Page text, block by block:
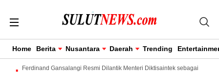
Home Berita Nusantara Daerah Trending
Ferdinand Gansalangi Resmi Dilantik Menteri Diktisaintek sebagai